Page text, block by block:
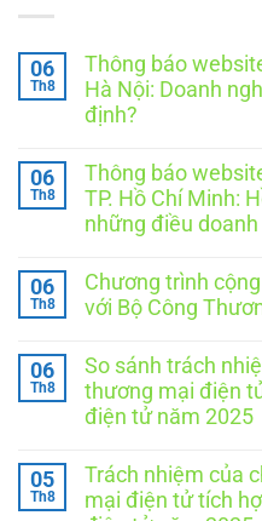
06
Th8
Thông báo
Hà Nội: Doanh
định?
bình
luận
ở
Thông
với
Bộ
Công
Hà
Nội:
Doanh
nghiệp
cần
gì
để
đúng
quy
06
Th8
Thông báo
TP. Hồ Chí Minh:
những điều
bình
luận
ở
website
với
Bộ
Công
TP.
Hồ
Chí
06
Th8
Chương trình
với Bộ Công
bình
luận
ở
Chương
tác
viên
đăng
06
Th8
So sánh trách
thương mại điện
điện tử năm 2025
bình
luận
ở
05
Th8
Trách nhiệm của
mại điện tử tích